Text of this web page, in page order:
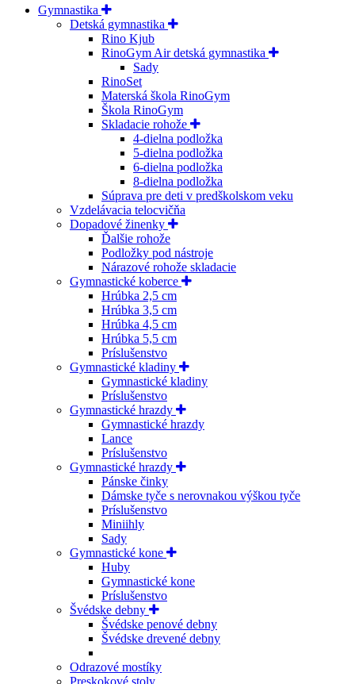
Gymnastika
Detská gymnastika
Rino Kjub
RinoGym Air detská gymnastika
Sady
RinoSet
Materská škola RinoGym
Škola RinoGym
Skladacie rohože
4-dielna podložka
5-dielna podložka
6-dielna podložka
8-dielna podložka
Súprava pre deti v predškolskom veku
Vzdelávacia telocvičňa
Dopadové žinenky
Ďalšie rohože
Podložky pod nástroje
Nárazové rohože skladacie
Gymnastické koberce
Hrúbka 2,5 cm
Hrúbka 3,5 cm
Hrúbka 4,5 cm
Hrúbka 5,5 cm
Príslušenstvo
Gymnastické kladiny
Gymnastické kladiny
Príslušenstvo
Gymnastické hrazdy
Gymnastické hrazdy
Lance
Príslušenstvo
Gymnastické hrazdy
Pánske činky
Dámske tyče s nerovnakou výškou tyče
Príslušenstvo
Miniihly
Sady
Gymnastické kone
Huby
Gymnastické kone
Príslušenstvo
Švédske debny
Švédske penové debny
Švédske drevené debny
Odrazové mostíky